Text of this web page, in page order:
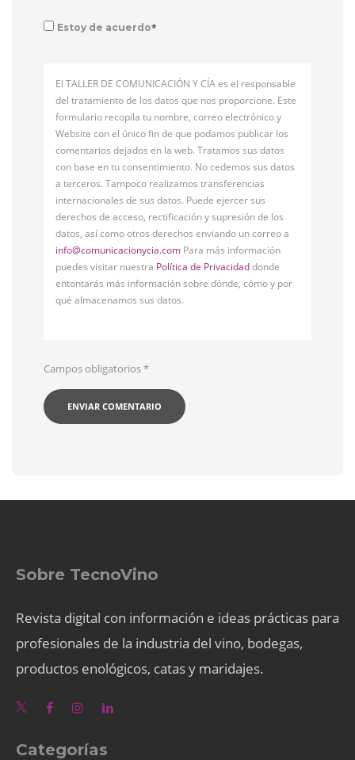
Estoy de acuerdo*
El TALLER DE COMUNICACIÓN Y CÍA es el responsable
del tratamiento de los datos que nos proporcione. Este
formulario recopila tu nombre, correo electrónico y
Website con el único fin de que podamos publicar los
comentarios dejados en la web. Tratamos sus datos
con base en tu consentimiento. No cedemos sus datos
a terceros. Tampoco realizamos transferencias
internacionales de sus datos. Puede ejercer sus
derechos de acceso, rectificación y supresión de los
datos, así como otros derechos enviando un correo a
info@comunicacionycia.com Para más información
puedes visitar nuestra Política de Privacidaddonde
entontarás más información sobre dónde, cómo y por
qué almacenamos sus datos.
Campos obligatorios*
Sobre TecnoVino
Revista digital con información e ideas prácticas para
profesionales de la industria del vino, bodegas,
productos enológicos, catas y maridajes.
Categorías